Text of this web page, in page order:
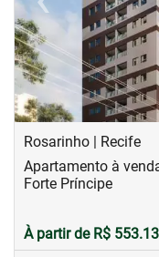
Previous
Rosarinho | Recife
Apartamento à
Forte Príncipe
À partir de R$